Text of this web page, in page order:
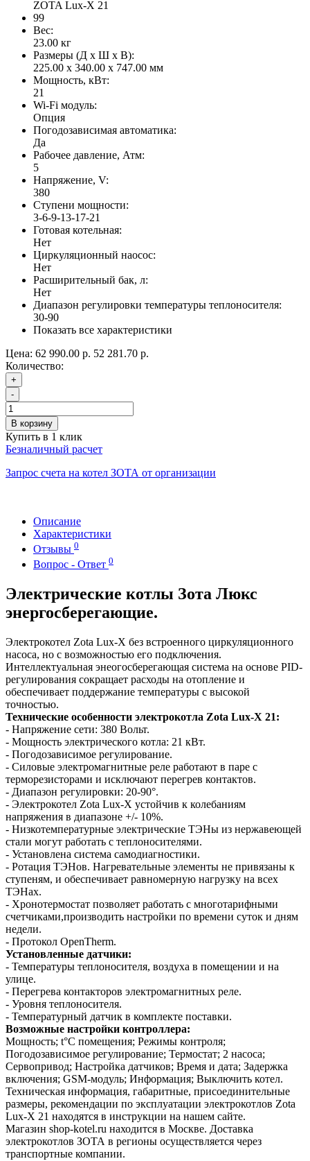
ZOTA Lux-X 21
99
Вес:
23.00 кг
Размеры (Д x Ш x В):
225.00 x 340.00 x 747.00 мм
Мощность, кВт:
21
Wi-Fi модуль:
Опция
Погодозависимая автоматика:
Да
Рабочее давление, Атм:
5
Напряжение, V:
380
Ступени мощности:
3-6-9-13-17-21
Готовая котельная:
Нет
Циркуляционный наосос:
Нет
Расширительный бак, л:
Нет
Диапазон регулировки температуры теплоносителя:
30-90
Показать все характеристики
Цена: 62 990.00 р. 52 281.70 р.
Количество:
+
-
В корзину
Купить в 1 клик
Безналичный расчет
Запрос счета на котел ЗОТА от организации
Описание
Характеристики
Отзывы 0
Вопрос - Ответ 0
Электрические котлы Зота Люкс
энергосберегающие.
Электрокотел Zota Lux-X без встроенного циркуляционного
насоса, но с возможностью его подключения.
Интеллектуальная энеогосберегающая система на основе PID-
регулирования сокращает расходы на отопление и
обеспечивает поддержание температуры с высокой
точностью.
Технические особенности электрокотла Zota Lux-X 21:
- Напряжение сети: 380 Вольт.
- Мощность электрического котла: 21 кВт.
- Погодозависимое регулирование.
- Силовые электромагнитные реле работают в паре с
терморезисторами и исключают перегрев контактов.
- Диапазон регулировки: 20-90°.
- Электрокотел Zota Lux-X устойчив к колебаниям
напряжения в диапазоне +/- 10%.
- Низкотемпературные электрические ТЭНы из нержавеющей
стали могут работать с теплоносителями.
- Установлена система самодиагностики.
- Ротация ТЭНов. Нагревательные элементы не привязаны к
ступеням, и обеспечивает равномерную нагрузку на всех
ТЭНах.
- Хронотермостат позволяет работать с многотарифными
счетчиками,производить настройки по времени суток и дням
недели.
- Протокол OpenTherm.
Установленные датчики:
- Температуры теплоносителя, воздуха в помещении и на
улице.
- Перегрева контакторов электромагнитных реле.
- Уровня теплоносителя.
- Температурный датчик в комплекте поставки.
Возможные настройки контроллера:
Мощность; t°С помещения; Режимы контроля;
Погодозависимое регулирование; Термостат; 2 насоса;
Сервопривод; Настройка датчиков; Время и дата; Задержка
включения; GSM-модуль; Информация; Выключить котел.
Техническая информация, габаритные, присоединительные
размеры, рекомендации по эксплуатации электрокотлов Zota
Lux-X 21 находятся в инструкции на нашем сайте.
Магазин shop-kotel.ru находится в Москве. Доставка
электрокотлов ЗОТА в регионы осуществляется через
транспортные компании.